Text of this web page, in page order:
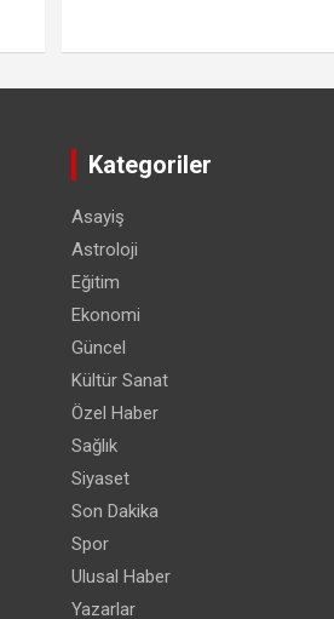
Kategoriler
Asayiş
Astroloji
Eğitim
Ekonomi
Güncel
Kültür Sanat
Özel Haber
Sağlık
Siyaset
Son Dakika
Spor
Ulusal Haber
Yazarlar